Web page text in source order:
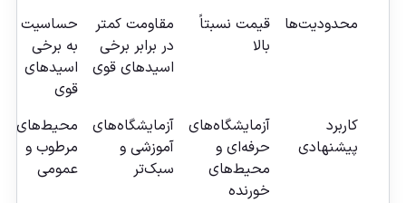
محدودیت‌ها
قیمت نسبتاً
بالا
مقاومت کمتر
در برابر برخی
اسیدهای قوی
حساسیت
به برخی
اسیدهای
قوی
کاربرد
پیشنهادی
آزمایشگاه‌های
حرفه‌ای و
محیط‌های
خورنده
آزمایشگاه‌های
آموزشی و
سبک‌تر
محیط‌های
مرطوب و
عمومی